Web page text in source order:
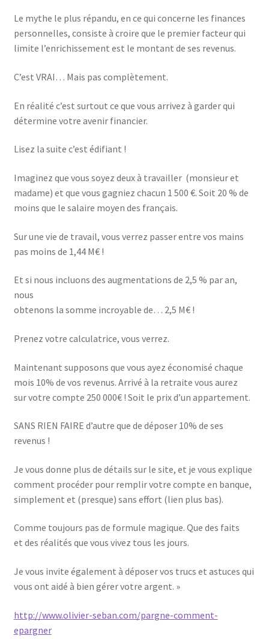
Le mythe le plus répandu, en ce qui concerne les finances
personnelles, consiste à croire que le premier facteur qui
limite l’enrichissement est le montant de ses revenus.
C’est VRAI… Mais pas complètement.
En réalité c’est surtout ce que vous arrivez à garder qui
détermine votre avenir financier.
Lisez la suite c’est édifiant !
Imaginez que vous soyez deux à travailler (monsieur et
madame) et que vous gagniez chacun 1 500 €. Soit 20 % de
moins que le salaire moyen des français.
Sur une vie de travail, vous verrez passer entre vos mains
pas moins de 1,44 M€ !
Et si nous incluons des augmentations de 2,5 % par an,
nous
obtenons la somme incroyable de… 2,5 M€ !
Prenez votre calculatrice, vous verrez.
Maintenant supposons que vous ayez économisé chaque
mois 10% de vos revenus. Arrivé à la retraite vous aurez
sur votre compte 250 000€ ! Soit le prix d’un appartement.
SANS RIEN FAIRE d’autre que de déposer 10% de ses
revenus !
Je vous donne plus de détails sur le site, et je vous explique
comment procéder pour remplir votre compte en banque,
simplement et (presque) sans effort (lien plus bas).
Comme toujours pas de formule magique. Que des faits
et des réalités que vous vivez tous les jours.
Je vous invite également à déposer vos trucs et astuces qui
vous ont aidé à bien gérer votre argent. »
http://www.olivier-seban.com/pargne-comment-
epargner